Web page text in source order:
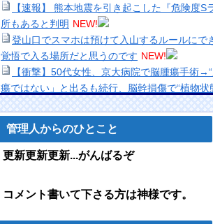
【速報】 熊本地震を引き起こした『危険度
所もあると判明 NEW!
登山口でスマホは預けて入山するルールにで
覚悟で入る場所だと思うのです NEW!
【衝撃】50代女性、京大病院で脳腫瘍手術
瘍ではない」と出るも続行、脳幹損傷で“植物状
【画像】チャッピーで生成した水着グラビア
【画像】美人ママ、息子との入浴中の画像が
【悲報】「おっさんになるとガチで食えな
店員「490円になります」ワイ「はい(1010
いからw」
NEW!
管理人からのひとこと
更新更新更新...がんばるぞ
コメント書いて下さる方は神様です。